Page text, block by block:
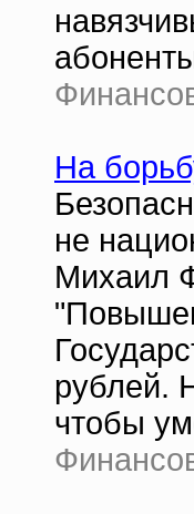
На
не
Михаил
рублей.
чтобы